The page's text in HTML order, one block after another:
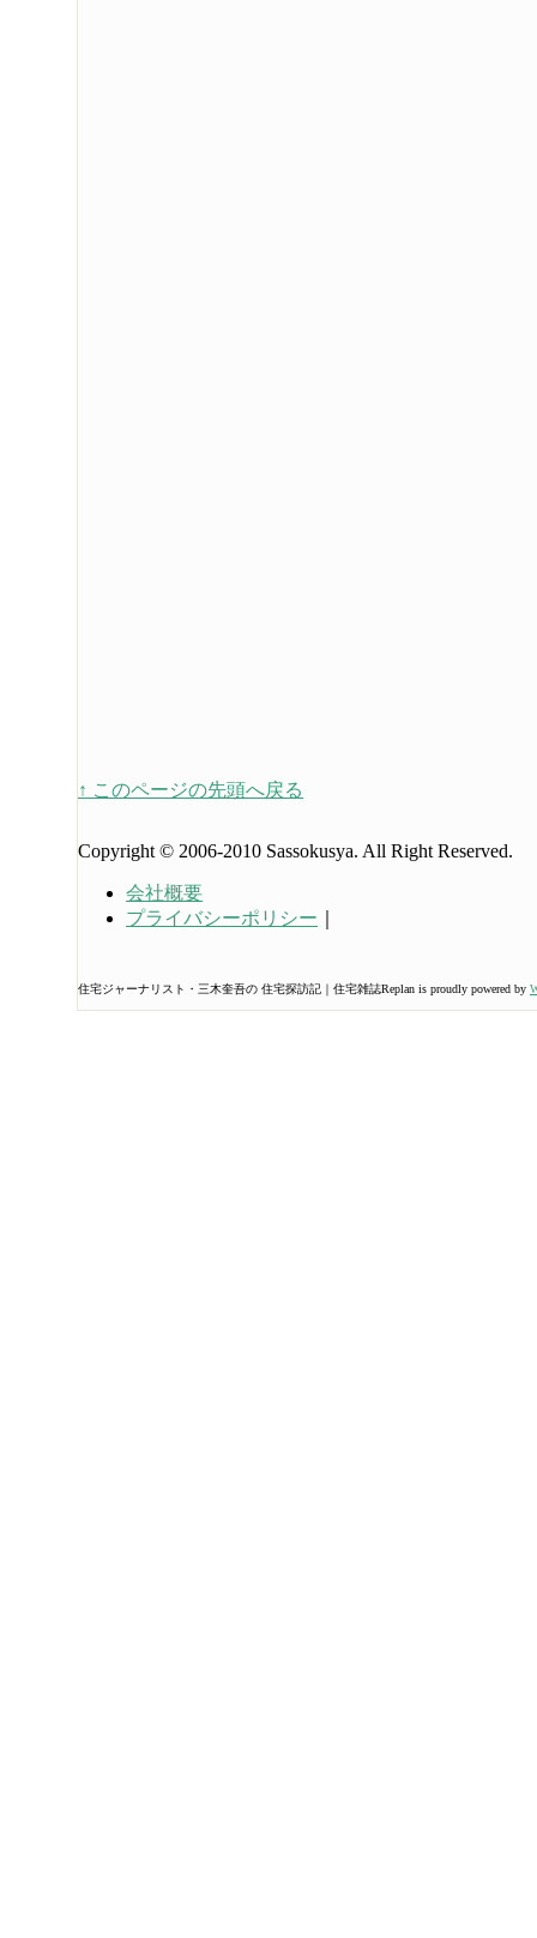
↑ このページの先頭へ戻る
Copyright © 2006-2010 Sassokusya. All Right Reserved.
会社概要
プライバシーポリシー
住宅ジャーナリスト・三木奎吾の 住宅探訪記｜住宅雑誌Replan is proudly powered by